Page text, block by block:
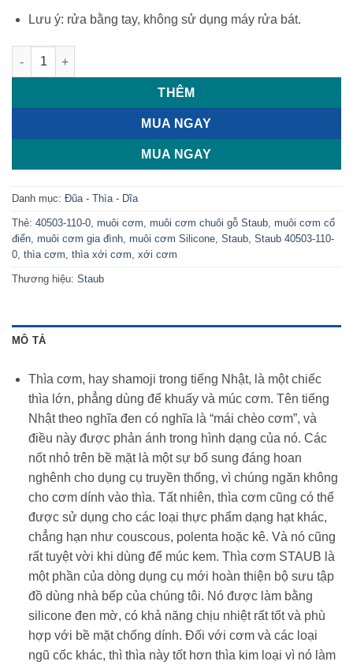
Lưu ý: rửa bằng tay, không sử dụng máy rửa bát.
Muôi xới cơm silicone chuôi gỗ 22cm Staub 40503-110-0 số
THÊM
MUA NGAY
MUA NGAY
Danh mục: Đũa - Thìa - Dĩa
Thẻ: 40503-110-0 muôi cơm muôi cơm chuôi gỗ Staub muôi cơm cổ
điển muôi cơm gia đình muôi cơm Silicone Staub Staub 40503-110-
0 thìa cơm thìa xới cơm xới cơm
Thương hiệu: Staub
MÔ TẢ
Thìa cơm, hay shamoji trong tiếng Nhật, là một chiếc
thìa lớn, phẳng dùng để khuấy và múc cơm. Tên tiếng
Nhật theo nghĩa đen có nghĩa là “mái chèo cơm”, và
điều này được phản ánh trong hình dạng của nó. Các
nốt nhỏ trên bề mặt là một sự bổ sung đáng hoan
nghênh cho dụng cụ truyền thống, vì chúng ngăn không
cho cơm dính vào thìa. Tất nhiên, thìa cơm cũng có thể
được sử dụng cho các loại thực phẩm dạng hạt khác,
chẳng hạn như couscous, polenta hoặc kê. Và nó cũng
rất tuyệt vời khi dùng để múc kem. Thìa cơm STAUB là
một phần của dòng dụng cụ mới hoàn thiện bộ sưu tập
đồ dùng nhà bếp của chúng tôi. Nó được làm bằng
silicone đen mờ, có khả năng chịu nhiệt rất tốt và phù
hợp với bề mặt chống dính. Đối với cơm và các loại
ngũ cốc khác, thì thìa này tốt hơn thìa kim loại vì nó làm